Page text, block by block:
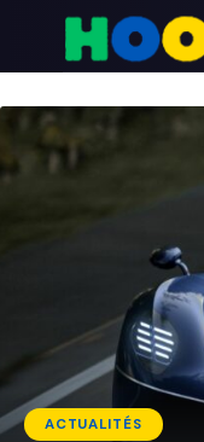
ACTUALITÉS